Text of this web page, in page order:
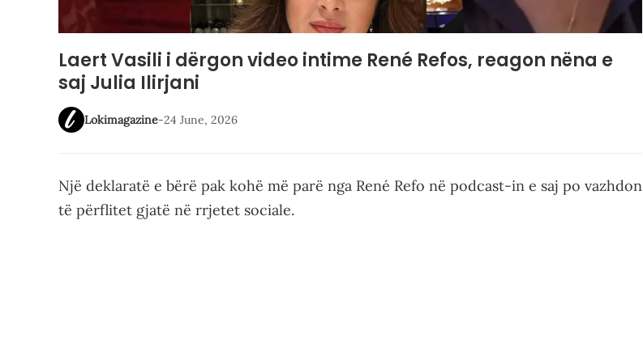
Laert Vasili i dërgon video intime René Refos, reagon nëna e
saj Julia Ilirjani
Lokimagazine-24 June, 2026
Një deklaratë e bërë pak kohë më parë nga René Refo në podcast-in e saj po vazhdon
të përflitet gjatë në rrjetet sociale.